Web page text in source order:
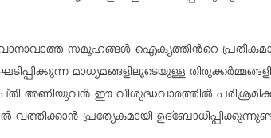
സമൂഹങ്ങൾ ഐക്യത്തിന്‍റെ
മാധ്യമങ്ങളിലൂടെയുള്ള
അണിയുവൻ ഈ വിശുദ്ധവാരത്തിൽ
വത്തിക്കാൻ പ്രത്യേകമായി